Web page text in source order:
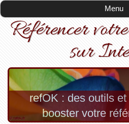
Menu
Référencer
sur
refOK : des outils
booster votre